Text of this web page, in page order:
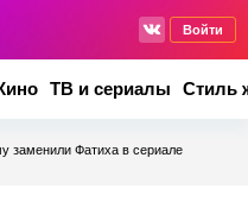
Войти
ТВ и сериалы Стиль
заменили Фатиха в сериале